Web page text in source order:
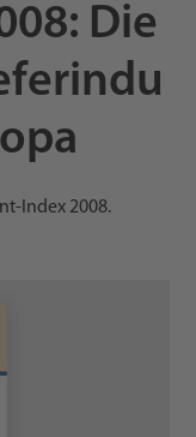
Die
Index 2008.